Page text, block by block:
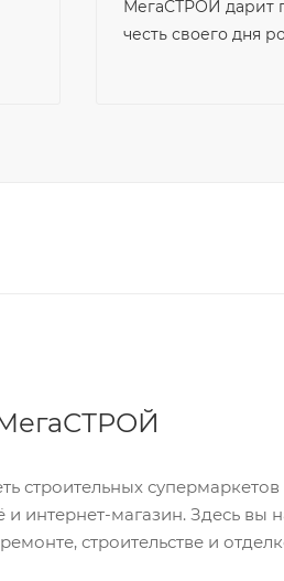
МегаСТРОЙ дарит
честь своего дня
строительных супермаркетов
и интернет-магазин. Здесь вы
строительстве и